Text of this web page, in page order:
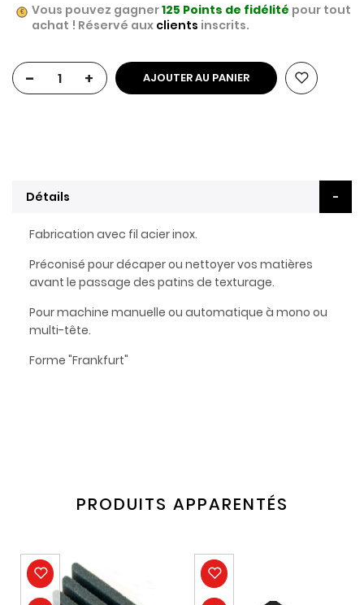
Vous pouvez gagner125 Points de fidélité pour tout
achat ! Réservé aux clients inscrits.
- + AJOUTER AU PANIER
Détails
Fabrication avec fil acier inox.
Préconisé pour décaper ou nettoyer vos matières
avant le passage des patins de texturage.
Pour machine manuelle ou automatique à mono ou
multi-tête.
Forme "Frankfurt"
PRODUITS APPARENTÉS